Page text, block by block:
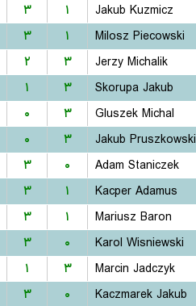
۳ ۱ Jakub Kuzmicz
۳ ۱ Milosz Piecowski
۲ ۳ Jerzy Michalik
۱ ۳ Skorupa Jakub
۰ ۳ Gluszek Michal
۰ ۳ Jakub Pruszkowski
۳ ۰ Adam Staniczek
۳ ۱ Kacper Adamus
۳ ۱ Mariusz Baron
۳ ۰ Karol Wisniewski
۱ ۳ Marcin Jadczyk
۳ ۰ Kaczmarek Jakub